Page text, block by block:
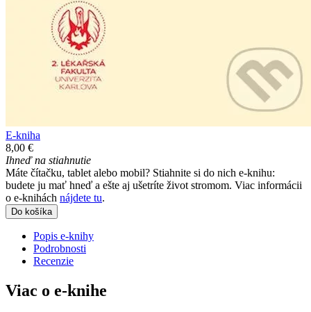
E-kniha
8,00 €
Ihneď na stiahnutie
Máte čítačku, tablet alebo mobil? Stiahnite si do nich e-knihu:
budete ju mať hneď a ešte aj ušetríte život stromom. Viac informácii
o e-knihách nájdete tu.
Do košíka
Popis e-knihy
Podrobnosti
Recenzie
Viac o e-knihe